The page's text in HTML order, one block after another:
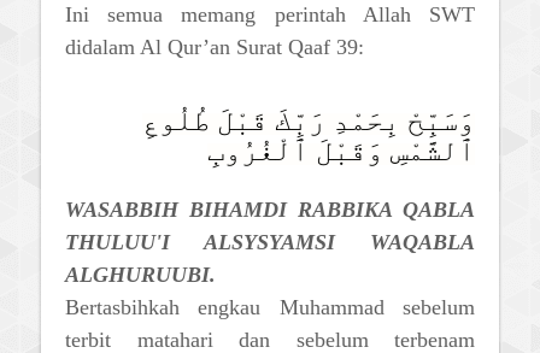
Ini semua memang perintah Allah SWT
didalam Al Qur’an Surat Qaaf 39:
وَسَبِّحْ بِحَمْدِ رَبِّكَ قَبْلَ طُلُوعِ
ٱلشَّمْسِ وَقَبْلَ ٱلْغُرُوبِ
WASABBIH BIHAMDI RABBIKA QABLA
THULUU'I ALSYSYAMSI WAQABLA
ALGHURUUBI.
Bertasbihkah engkau Muhammad sebelum
terbit matahari dan sebelum terbenam